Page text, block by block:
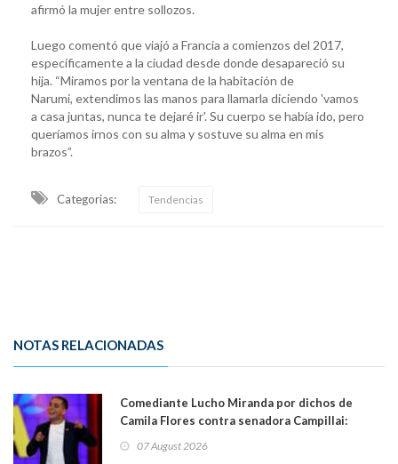
afirmó la mujer entre sollozos.
Luego comentó que viajó a Francia a comienzos del 2017,
específicamente a la ciudad desde donde desapareció su
hija. “Miramos por la ventana de la habitación de
Narumi, extendimos las manos para llamarla diciendo 'vamos
a casa juntas, nunca te dejaré ir'. Su cuerpo se había ido, pero
queríamos irnos con su alma y sostuve su alma en mis
brazos”.
Categorias: Tendencias
NOTAS RELACIONADAS
Comediante Lucho Miranda por dichos de
Camila Flores contra senadora Campillai:
forma de quitar dignidad"
07 August 2026